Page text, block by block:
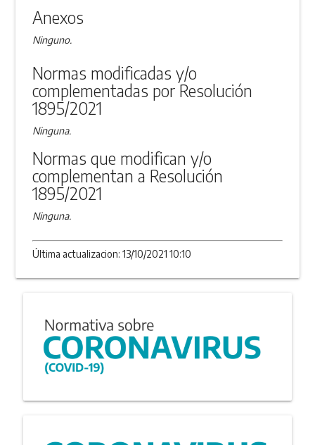
Anexos
Ninguno.
Normas modificadas y/o
complementadas por Resolución
1895/2021
Ninguna.
Normas que modifican y/o
complementan a Resolución
1895/2021
Ninguna.
Última actualizacion: 13/10/2021 10:10